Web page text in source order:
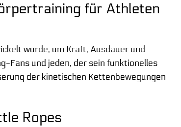
für Athleten
wurde, um Kraft, Ausdauer und
Fans und jeden, der sein funktionelles
der kinetischen Kettenbewegungen
Ropes